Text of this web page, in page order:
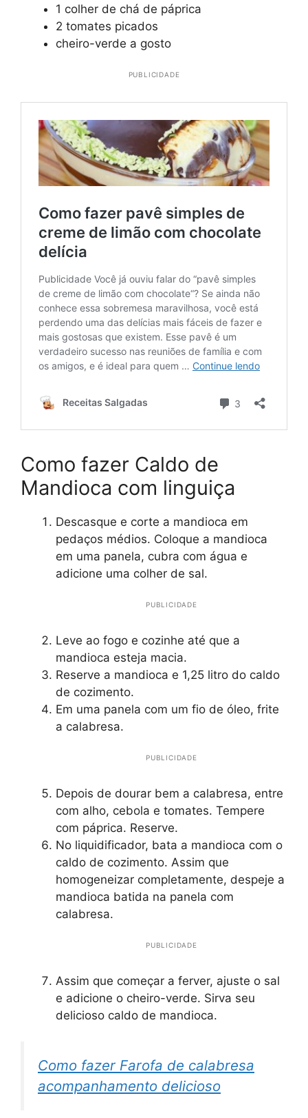
1 colher de chá de páprica
2 tomates picados
cheiro-verde a gosto
PUBLICIDADE
Como fazer Caldo de
Mandioca com linguiça
Descasque e corte a mandioca em
pedaços médios. Coloque a mandioca
em uma panela, cubra com água e
adicione uma colher de sal.
PUBLICIDADE
Leve ao fogo e cozinhe até que a
mandioca esteja macia.
Reserve a mandioca e 1,25 litro do caldo
de cozimento.
Em uma panela com um fio de óleo, frite
a calabresa.
PUBLICIDADE
Depois de dourar bem a calabresa, entre
com alho, cebola e tomates. Tempere
com páprica. Reserve.
No liquidificador, bata a mandioca com o
caldo de cozimento. Assim que
homogeneizar completamente, despeje a
mandioca batida na panela com
calabresa.
PUBLICIDADE
Assim que começar a ferver, ajuste o sal
e adicione o cheiro-verde. Sirva seu
delicioso caldo de mandioca.
Como fazer Farofa de calabresa
acompanhamento delicioso